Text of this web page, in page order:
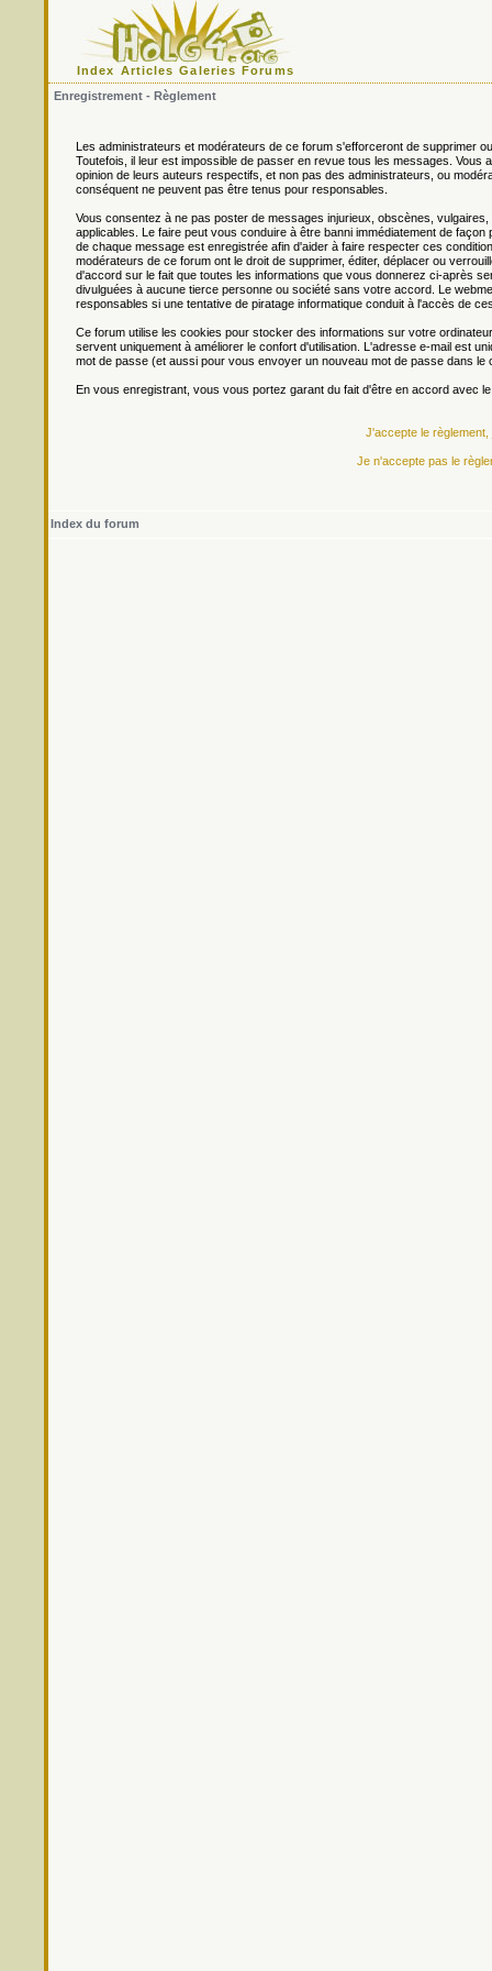
Index Articles Galeries Forums
Enregistrement - Règlement
Les administrateurs et modérateurs de ce forum s'efforceront de supprimer
Toutefois, il leur est impossible de passer en revue tous les messages.
opinion de leurs auteurs respectifs, et non pas des administrateurs, ou
conséquent ne peuvent pas être tenus pour responsables.
Vous consentez à ne pas poster de messages injurieux, obscènes,
applicables. Le faire peut vous conduire à être banni immédiatement de
de chaque message est enregistrée afin d'aider à faire respecter ces
modérateurs de ce forum ont le droit de supprimer, éditer, déplacer ou
d'accord sur le fait que toutes les informations que vous donnerez ci-après
divulguées à aucune tierce personne ou société sans votre accord. Le
responsables si une tentative de piratage informatique conduit à l'accès de
Ce forum utilise les cookies pour stocker des informations sur votre
servent uniquement à améliorer le confort d'utilisation. L'adresse e-mail est
mot de passe (et aussi pour vous envoyer un nouveau mot de passe dans le
En vous enregistrant, vous vous portez garant du fait d'être en accord avec
J'accepte le
Je n'accepte pas le
Index du forum